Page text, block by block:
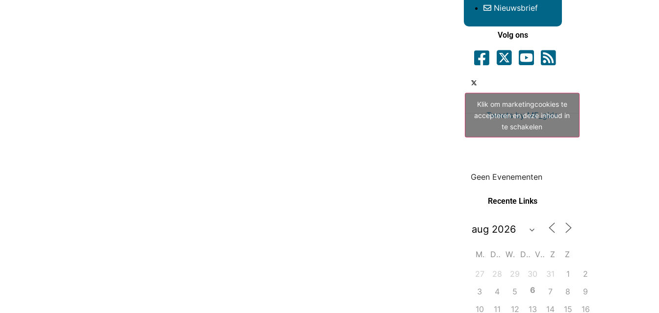
Nieuwsbrief
Volg ons
Tweets by ME_gids
Klik om marketingcookies te
accepteren en deze inhoud in
te schakelen
Geen Evenementen
Recente Links
M D W D V Z
Z
27
28 29 30 31 1
2
3
4 5 6 7 8
9
10
11 12 13 14 15 16